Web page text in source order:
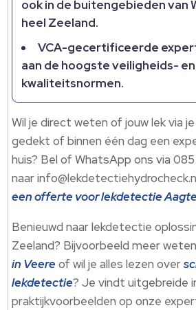
ook in de buitengebieden van
heel Zeeland.​
VCA-gecertificeerde
aan de hoogste veiligheids- en
kwaliteitsnormen.​
Wil je direct weten of jouw lek via
gedekt of binnen één dag een
huis? Bel of WhatsApp ons via
naar
een offerte voor lekdetectie
Benieuwd naar lekdetectie
Zeeland? Bijvoorbeeld meer
in Veere of wil je alles lezen over
lekdetectie? Je vindt uitgebreide
praktijkvoorbeelden op onze